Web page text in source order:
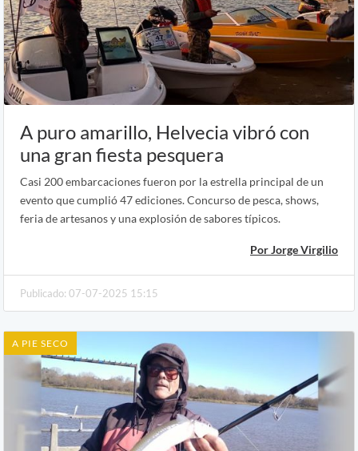
A puro amarillo, Helvecia vibró con
una gran fiesta pesquera
Casi 200 embarcaciones fueron por la estrella principal de un
evento que cumplió 47 ediciones. Concurso de pesca, shows,
feria de artesanos y una explosión de sabores típicos.
Por Jorge Virgilio
Publicado: 07-07-2025 15:15
A PIE SECO